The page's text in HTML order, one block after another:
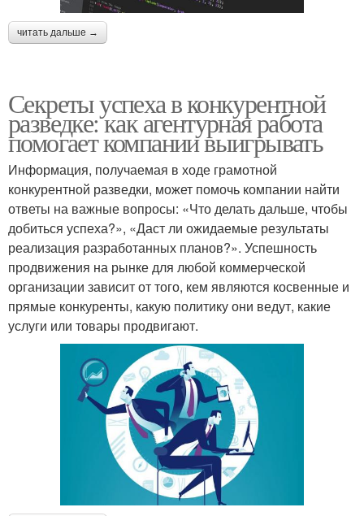
читать дальше →
Секреты успеха в конкурентной
разведке: как агентурная работа
помогает компании выигрывать
Информация, получаемая в ходе грамотной
конкурентной разведки, может помочь компании найти
ответы на важные вопросы: «Что делать дальше, чтобы
добиться успеха?», «Даст ли ожидаемые результаты
реализация разработанных планов?». Успешность
продвижения на рынке для любой коммерческой
организации зависит от того, кем являются косвенные и
прямые конкуренты, какую политику они ведут, какие
услуги или товары продвигают.